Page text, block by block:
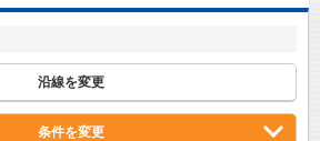
沿線を変更
条件を変更